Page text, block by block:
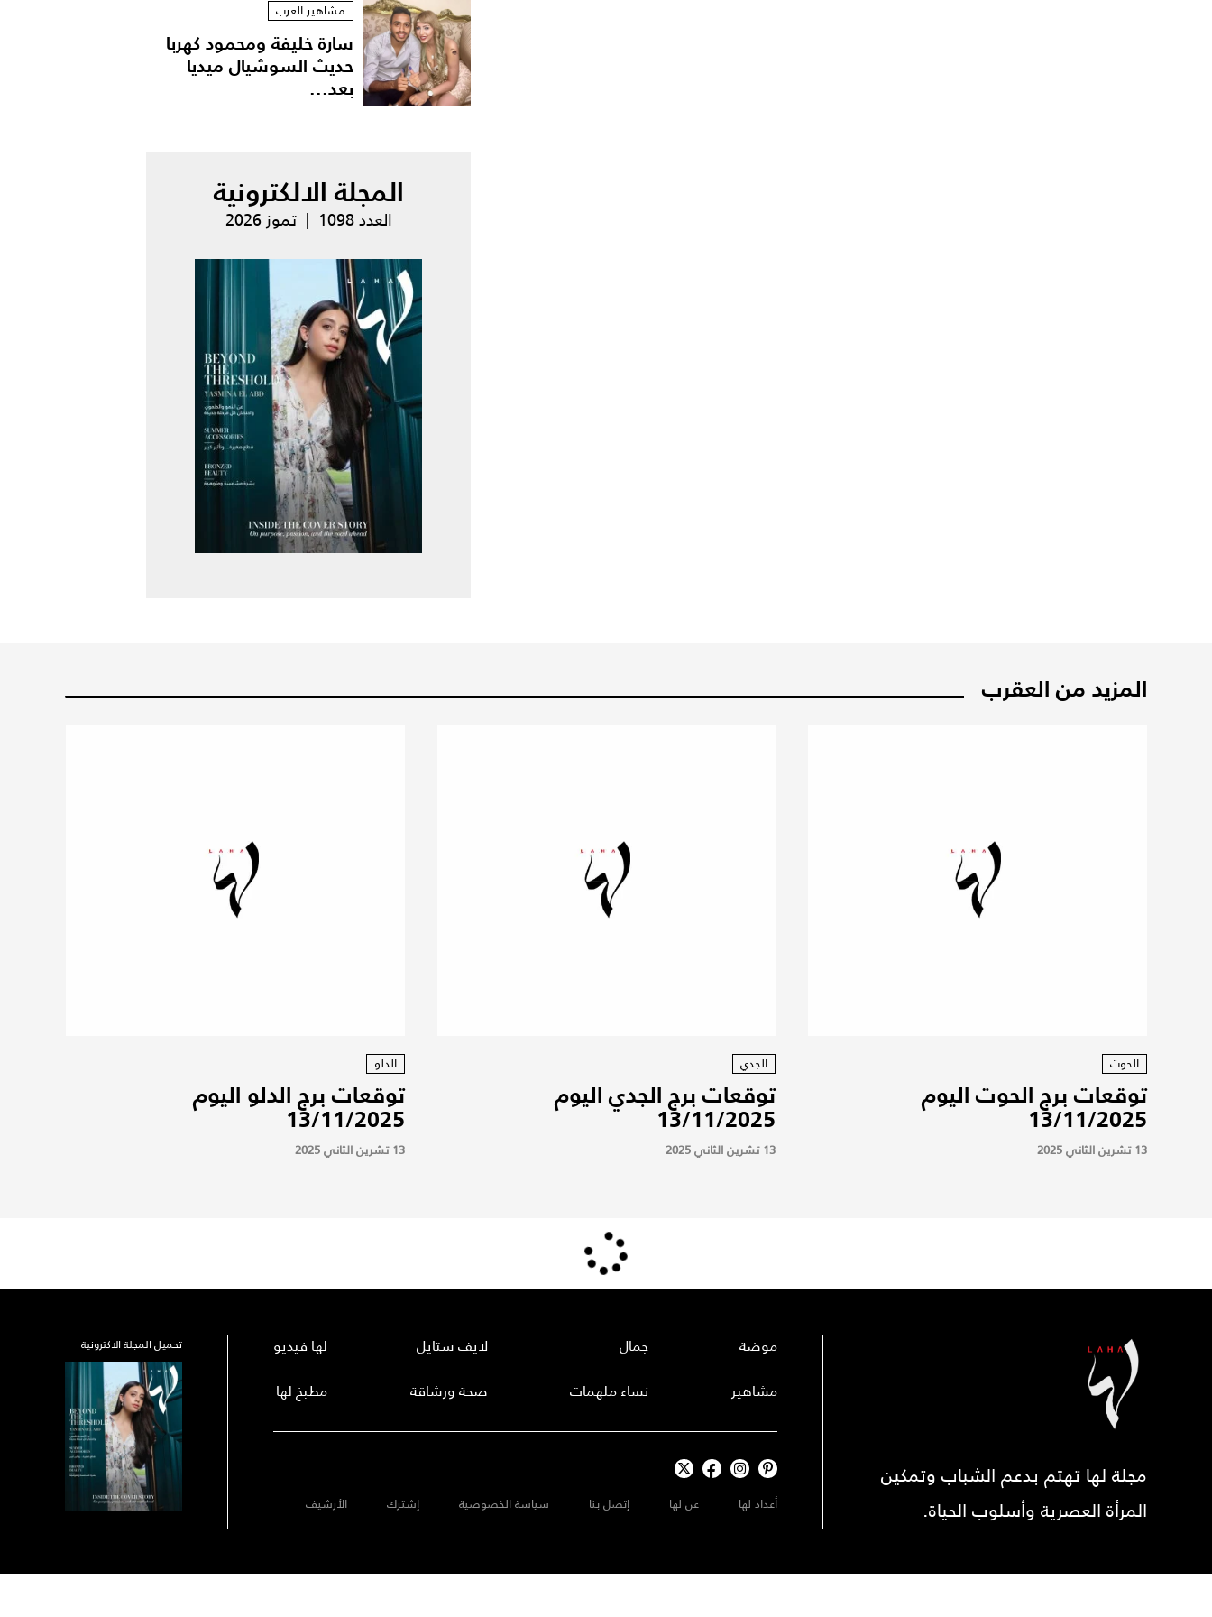
مشاهير العرب
سارة خليفة ومحمود كهربا
حديث السوشيال ميديا
بعد...
المجلة الالكترونية
العدد 1098 | تموز 2026
المزيد من العقرب
الحوت
توقعات برج الحوت اليوم
13/11/2025
13 تشرين الثاني 2025
الجدي
توقعات برج الجدي اليوم
13/11/2025
13 تشرين الثاني 2025
الدلو
توقعات برج الدلو اليوم
13/11/2025
13 تشرين الثاني 2025
مجلة لها تهتم بدعم الشباب وتمكين
المرأة العصرية وأسلوب الحياة.
موضة
مشاهير
جمال
نساء ملهمات
لايف ستايل
صحة ورشاقة
لها فيديو
مطبخ لها
أعداد لها عن لها إتصل بنا سياسة الخصوصية إشترك الأرشيف
تحميل المجلة الاكترونية